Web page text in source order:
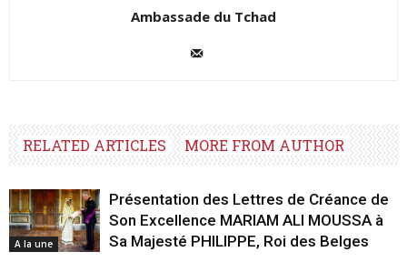
Ambassade du Tchad
RELATED ARTICLES MORE FROM AUTHOR
A la une
Présentation des Lettres de Créance de
Son Excellence MARIAM ALI MOUSSA à
Sa Majesté PHILIPPE, Roi des Belges